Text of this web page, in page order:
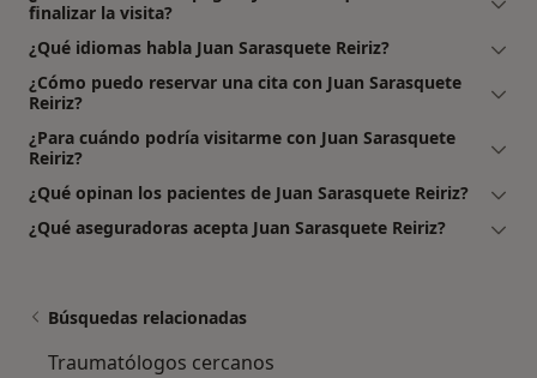
finalizar la visita?
¿Qué idiomas habla Juan Sarasquete Reiriz?
¿Cómo puedo reservar una cita con Juan Sarasquete
Reiriz?
¿Para cuándo podría visitarme con Juan Sarasquete
Reiriz?
¿Qué opinan los pacientes de Juan Sarasquete Reiriz?
¿Qué aseguradoras acepta Juan Sarasquete Reiriz?
Búsquedas relacionadas
Traumatólogos cercanos